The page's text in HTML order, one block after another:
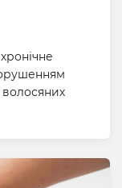
волосяних